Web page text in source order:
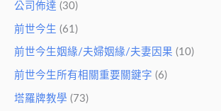
公司佈達 (30)
前世今生 (61)
前世今生姻緣/夫婦姻緣/夫妻因果 (10)
前世今生所有相關重要關鍵字 (6)
塔羅牌教學 (73)